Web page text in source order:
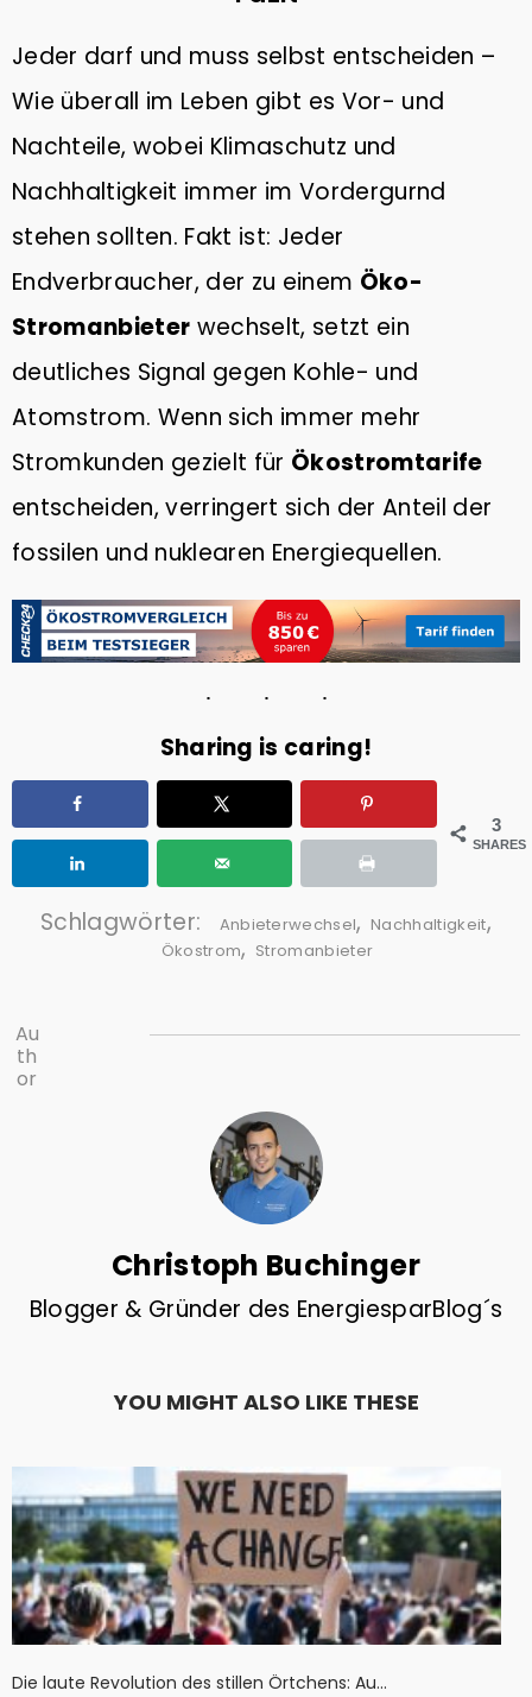
Jeder darf und muss selbst entscheiden –
Wie überall im Leben gibt es Vor- und
Nachteile, wobei Klimaschutz und
Nachhaltigkeit immer im Vordergurnd
stehen sollten. Fakt ist: Jeder
Endverbraucher, der zu einem Öko-
Stromanbieter wechselt, setzt ein
deutliches Signal gegen Kohle- und
Atomstrom. Wenn sich immer mehr
Stromkunden gezielt für Ökostromtarife
entscheiden, verringert sich der Anteil der
fossilen und nuklearen Energiequellen.
Sharing is caring!
3
SHARES
Schlagwörter: Anbieterwechsel, Nachhaltigkeit,
Ökostrom, Stromanbieter
Au
th
or
Christoph Buchinger
Blogger & Gründer des EnergiesparBlog´s
YOU MIGHT ALSO LIKE THESE
Die laute Revolution des stillen Örtchens: Au...